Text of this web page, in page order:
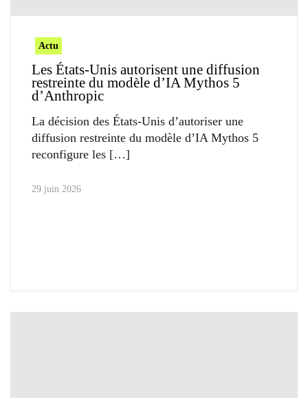
Actu
Les États-Unis autorisent une diffusion
restreinte du modèle d’IA Mythos 5
d’Anthropic
La décision des États-Unis d’autoriser une
diffusion restreinte du modèle d’IA Mythos 5
reconfigure les
29 juin 2026